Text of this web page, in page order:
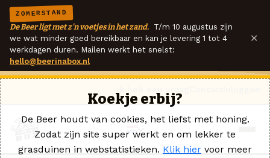
ZOMERSTAND
De Beer ligt met z'n voetjes in het zand. T/m 10 augustus zijn
we wat minder goed bereikbaar en kan je levering 1 tot 4
werkdagen duren. Mailen werkt het snelst:
hello@beerinabox.nl
×
Koekje erbij?
De Beer houdt van cookies, het liefst met honing.
Zodat zijn site super werkt en om lekker te
grasduinen in webstatistieken. Klik hier voor meer